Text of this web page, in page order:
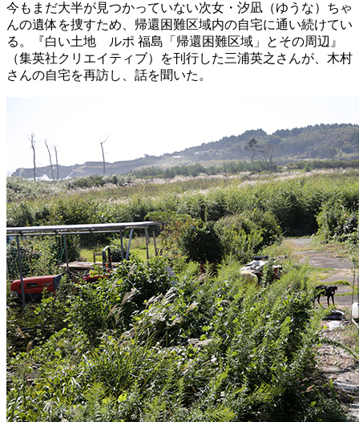
今もまだ大半が見つかっていない次女・汐凪（ゆうな）ちゃ
んの遺体を捜すため、帰還困難区域内の自宅に通い続けてい
る。『白い土地 ルポ 福島「帰還困難区域」とその周辺』
（集英社クリエイティブ）を刊行した三浦英之さんが、木村
さんの自宅を再訪し、話を聞いた。